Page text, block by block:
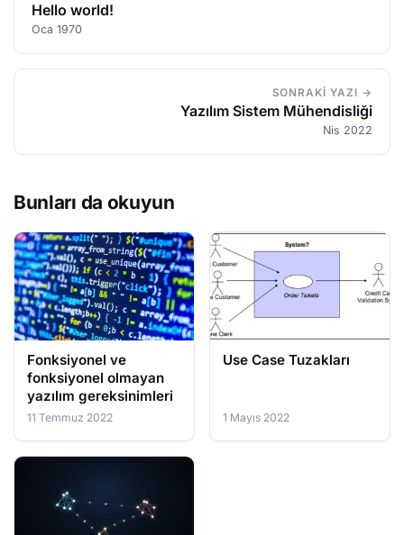
Hello world!
Oca 1970
SONRAKI YAZI →
Yazılım Sistem Mühendisliği
Nis 2022
Bunları da okuyun
Fonksiyonel ve
fonksiyonel olmayan
yazılım gereksinimleri
11 Temmuz 2022
Use Case Tuzakları
1 Mayıs 2022